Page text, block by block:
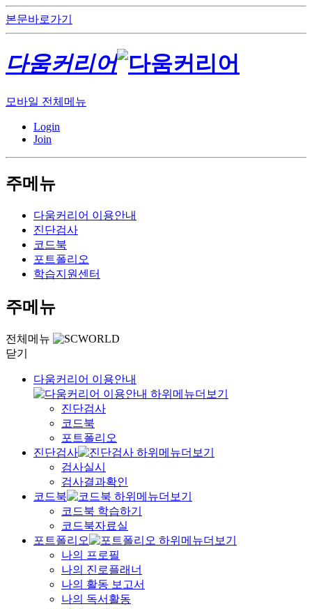
본문바로가기
다움커리어
모바일 전체메뉴
Login
Join
주메뉴
다움커리어 이용안내
진단검사
코드북
포트폴리오
학습지원센터
주메뉴
전체메뉴
닫기
다움커리어 이용안내
진단검사
코드북
포트폴리오
진단검사
검사실시
검사결과확인
코드북
코드북 학습하기
코드북자료실
포트폴리오
나의 프로필
나의 진로플래너
나의 활동 보고서
나의 독서활동